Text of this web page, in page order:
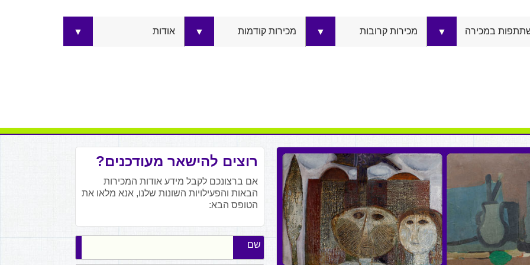
במכירה ▼ מכירות קרובות ▼ מכירות קודמות ▼ אודות ▼
רוצים להישאר מעודכנים?
אם ברצונכם לקבל מידע אודות המכירות
הבאות והפעילויות השונות שלנו, אנא מלאו את
הטופס הבא:
שם